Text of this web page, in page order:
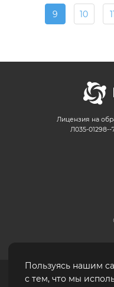
9 10
Лицензия на
Л035-01298--
Правовая информация |
Пользуясь нашим
с тем, что мы